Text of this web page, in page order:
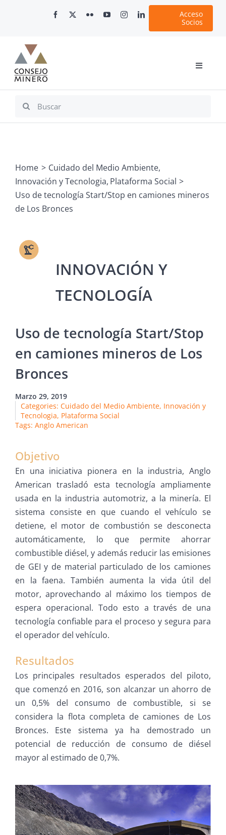
Acceso
Socios
Toggle
Plataformas Digitales
Comunicaciones
Search
Home
Cuidado del Medio Ambiente
Innovación y Tecnologia Plataforma Social
Uso de tecnología Start/Stop en camiones mineros
de Los Bronces
Uso de tecnología Start/Stop
en camiones mineros de Los
Bronces
Marzo 29, 2019
Categories: Cuidado del Medio Ambiente, Innovación y
Tecnologia, Plataforma Social
Tags: Anglo American
Objetivo
En una iniciativa pionera en la industria, Anglo
American trasladó esta tecnología ampliamente
usada en la industria automotriz, a la minería. El
sistema consiste en que cuando el vehículo se
detiene, el motor de combustión se desconecta
automáticamente, lo que permite ahorrar
combustible diésel, y además reducir las emisiones
de GEI y de material particulado de los camiones
en la faena. También aumenta la vida útil del
motor, aprovechando al máximo los tiempos de
espera operacional. Todo esto a través de una
tecnología confiable para el proceso y segura para
el operador del vehículo.
Resultados
Los principales resultados esperados del piloto,
que comenzó en 2016, son alcanzar un ahorro de
un 0,5% del consumo de combustible, si se
considera la flota completa de camiones de Los
Bronces. Este sistema ya ha demostrado un
potencial de reducción de consumo de diésel
mayor al estimado de 0,7%.